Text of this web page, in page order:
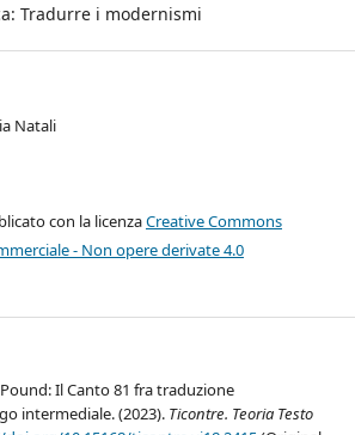
Tradurre i modernismi
Natali
con la licenzaCreative Commons
- Non opere derivate 4.0
Il Canto 81 fra traduzione
intermediale. (2023). Ticontre. Teoria Testo